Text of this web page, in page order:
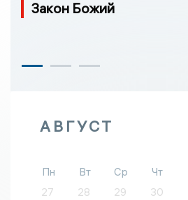
Закон Божий
АВГУСТ
Пн Вт Ср Чт
27
28 29 30